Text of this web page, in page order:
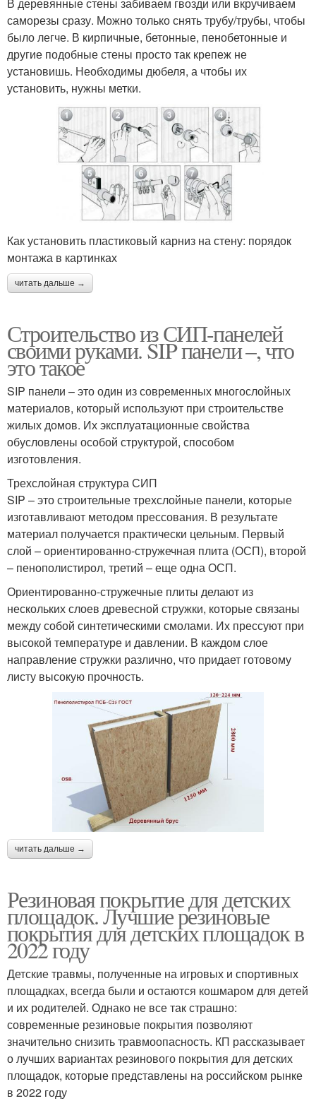
саморезы сразу. Можно только снять трубу/трубы, чтобы
было легче. В кирпичные, бетонные, пенобетонные и
другие подобные стены просто так крепеж не
установишь. Необходимы дюбеля, а чтобы их
установить, нужны метки.
Как установить пластиковый карниз на стену: порядок
монтажа в картинках
читать дальше →
Строительство из СИП-панелей
своими руками. SIP панели –, что
это такое
SIP панели – это один из современных многослойных
материалов, который используют при строительстве
жилых домов. Их эксплуатационные свойства
обусловлены особой структурой, способом
изготовления.
Трехслойная структура СИП
SIP – это строительные трехслойные панели, которые
изготавливают методом прессования. В результате
материал получается практически цельным. Первый
слой – ориентированно-стружечная плита (ОСП), второй
– пенополистирол, третий – еще одна ОСП.
Ориентированно-стружечные плиты делают из
нескольких слоев древесной стружки, которые связаны
между собой синтетическими смолами. Их прессуют при
высокой температуре и давлении. В каждом слое
направление стружки различно, что придает готовому
листу высокую прочность.
читать дальше →
Резиновая покрытие для детских
площадок. Лучшие резиновые
покрытия для детских площадок в
2022 году
Детские травмы, полученные на игровых и спортивных
площадках, всегда были и остаются кошмаром для детей
и их родителей. Однако не все так страшно:
современные резиновые покрытия позволяют
значительно снизить травмоопасность. КП рассказывает
о лучших вариантах резинового покрытия для детских
площадок, которые представлены на российском рынке
в 2022 году